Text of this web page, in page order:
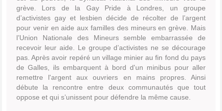
grève. Lors de la Gay Pride à Londres, un groupe
d’activistes gay et lesbien décide de récolter de l’argent
pour venir en aide aux familles des mineurs en grève. Mais
l’Union Nationale des Mineurs semble embarrassée de
recevoir leur aide. Le groupe d’activistes ne se décourage
pas. Après avoir repéré un village minier au fin fond du pays
de Galles, ils embarquent à bord d'un minibus pour aller
remettre l'argent aux ouvriers en mains propres. Ainsi
débute la rencontre entre deux communautés que tout
oppose et qui s’unissent pour défendre la même cause.